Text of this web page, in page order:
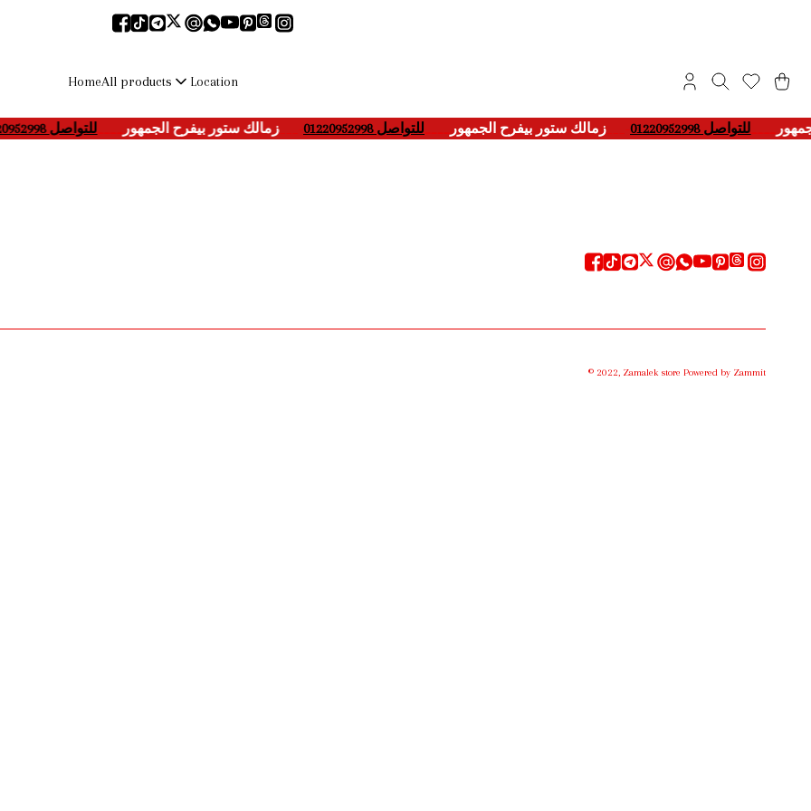
HomeAll products Location
زمالك ستور بيفرح الجمهور ____للتواصل 01220952998 ___- زمالك ستور بيفرح الجمهور ____للتواصل 01220952998 ___- ____للتواصل 01220952998
© 2022 Zamalek store Powered by Zammit